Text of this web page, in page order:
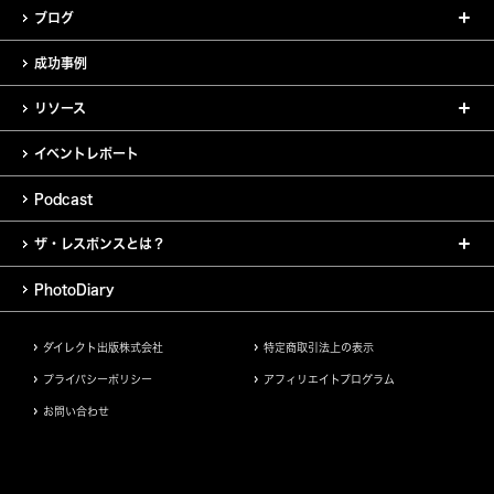
ブログ
成功事例
リソース
イベントレポート
Podcast
ザ・レスポンスとは？
PhotoDiary
ダイレクト出版株式会社 特定商取引法上の表示
プライバシーポリシー アフィリエイトプログラム
お問い合わせ